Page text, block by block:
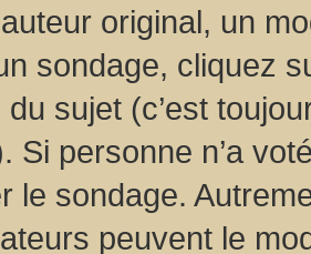
original, un
sondage, cliquez
sujet (c’est
Si personne n’a
le sondage.
peuvent le